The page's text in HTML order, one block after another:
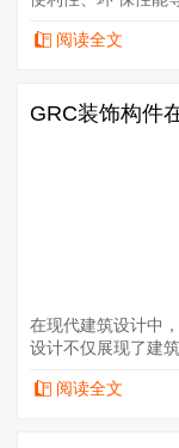
阅读全文
​GRC装饰构件
在现代建筑设计中
设计不仅展现了建
阅读全文